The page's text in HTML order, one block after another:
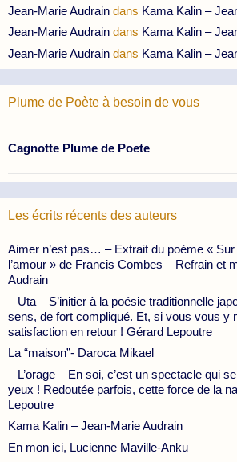
Jean-Marie Audrain dans Kama Kalin –
Jean-Marie Audrain dans Kama Kalin –
Jean-Marie Audrain dans Kama Kalin –
Plume de Poète à besoin de vous
Cagnotte Plume de Poete
Les écrits récents des auteurs
Aimer n’est pas… – Extrait du poème « Sur
l’amour » de Francis Combes – Refrain et
Audrain
– Uta – S’initier à la poésie traditionnelle
sens, de fort compliqué. Et, si vous vous y
satisfaction en retour ! Gérard Lepoutre
La “maison”- Daroca Mikael
– L’orage – En soi, c’est un spectacle qui
yeux ! Redoutée parfois, cette force de la
Lepoutre
Kama Kalin – Jean-Marie Audrain
En mon ici, Lucienne Maville-Anku